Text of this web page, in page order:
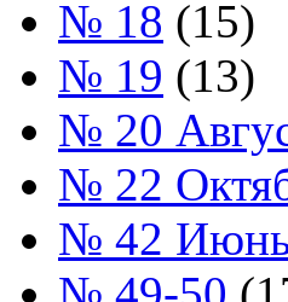
№ 18 (15)
№ 19 (13)
№ 20
№ 22
№ 42 Июнь